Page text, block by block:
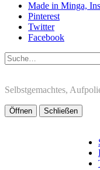
Made in Minga,
Pinterest
Twitter
Facebook
Suche
Selbstgemachtes,
Öffnen Schließen